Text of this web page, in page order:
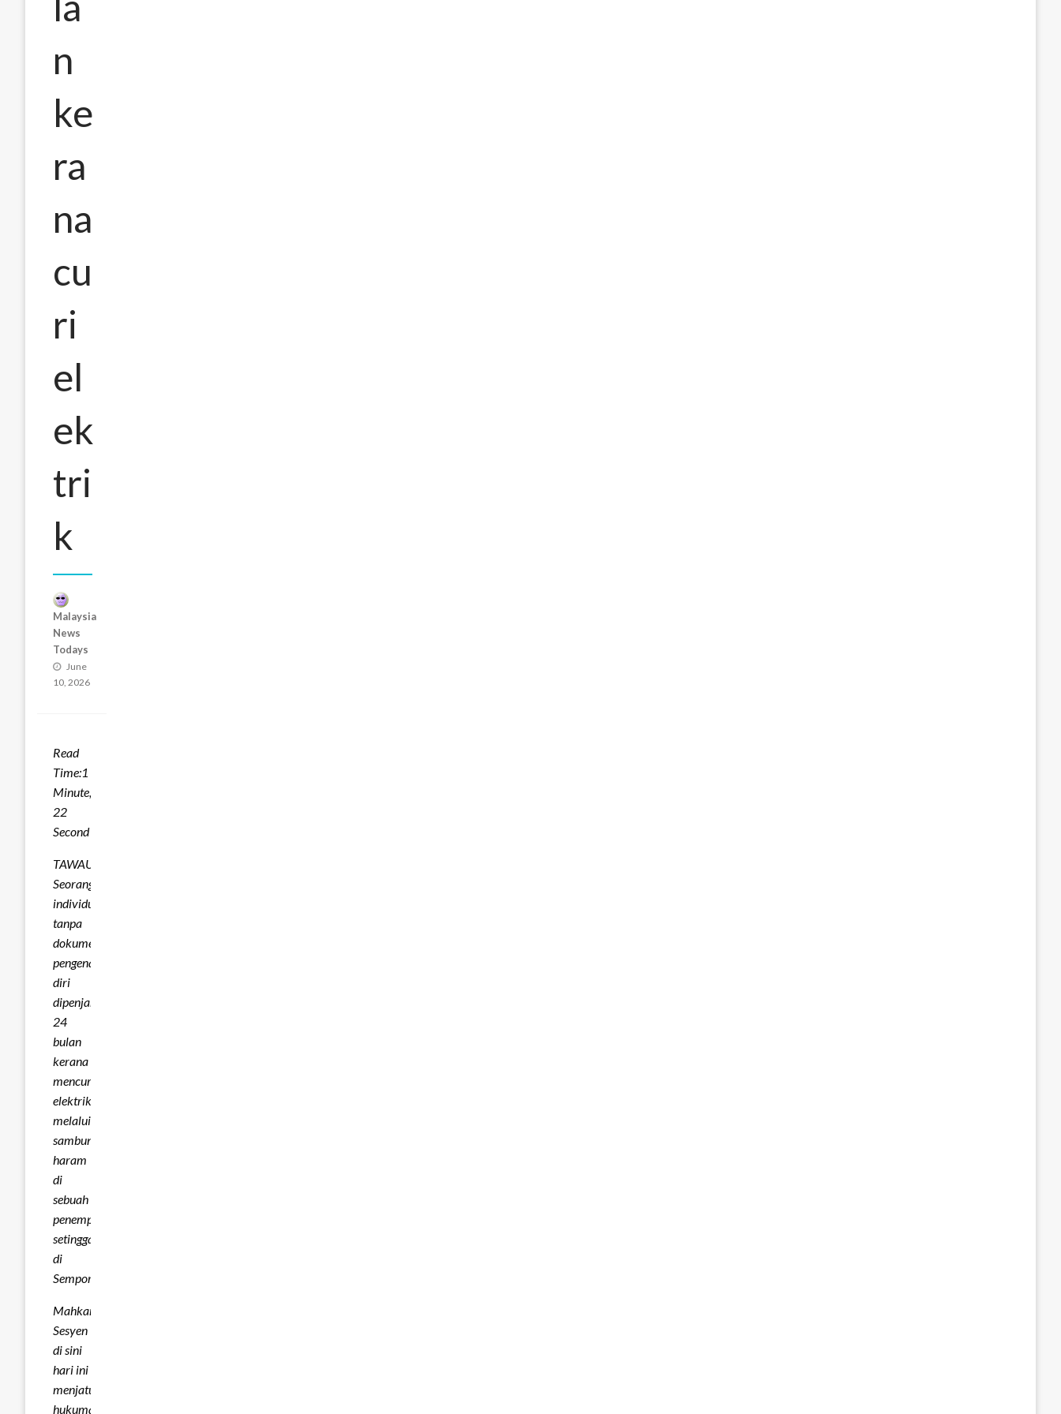
n
ke
ra
na
cu
ri
el
ek
tri
k
Malaysia
News
Todays
Posted
on
June
10, 2026
Read
Time:1
Minute,
22
Second
TAWAU:
Seorang
individu
tanpa
dokumen
pengenalan
diri
dipenjara
24
bulan
kerana
mencuri
elektrik
melalui
sambungan
haram
di
sebuah
penempatan
setinggan
di
Semporna.
Mahkamah
Sesyen
di sini
hari ini
menjatuhkan
hukuman